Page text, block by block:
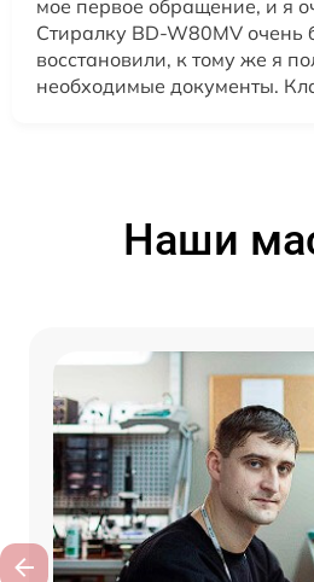
мое первое обращение, и я
Стиралку BD-W80MV очень
восстановили, к тому же я
необходимые документы.
Наши